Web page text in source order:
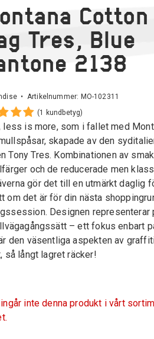
Cotton
Tres, Blue
2138
• Artikelnummer: MO-102311
(1 kundbetyg)
less is more, som i fallet med
skapade av den
Tony Tres. Kombinationen av
och de reducerade men
gör det till en utmärkt daglig
om det är för din nästa
Designen representerar
– ett fokus enbart
den väsentliga aspekten av
så långt lagret räcker!
inte denna produkt i vårt